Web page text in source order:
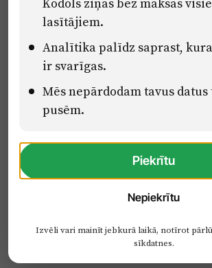
Eiropas Savienības Atveseļošanas un
2.2. reformu un investīciju virziena
transformācija un inovācijas” 2.2.1.5.i.
uzņēmumu digitālās transformācijas
“Mācības mediju nozares speciālistu
zināšanu pilnveidošanai” projektā Latvijas
lasītājiem.
Analītika palīdz saprast,
ir svarīgas.
Mēs nepārdodam tavus
pusēm.
Piekrītu
Nepiekrītu
Izvēli vari mainīt jebkurā laikā, notīrot
sīkdatnes.